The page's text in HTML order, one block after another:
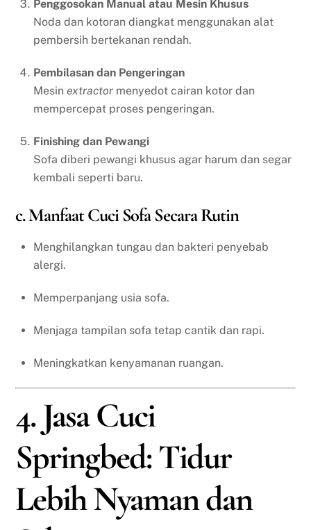
Penggosokan Manual atau Mesin Khusus
Noda dan kotoran diangkat menggunakan alat
pembersih bertekanan rendah.
Pembilasan dan Pengeringan
Mesin extractor menyedot cairan kotor dan
mempercepat proses pengeringan.
Finishing dan Pewangi
Sofa diberi pewangi khusus agar harum dan segar
kembali seperti baru.
c. Manfaat Cuci Sofa Secara Rutin
Menghilangkan tungau dan bakteri penyebab
alergi.
Memperpanjang usia sofa.
Menjaga tampilan sofa tetap cantik dan rapi.
Meningkatkan kenyamanan ruangan.
4. Jasa Cuci
Springbed: Tidur
Lebih Nyaman dan